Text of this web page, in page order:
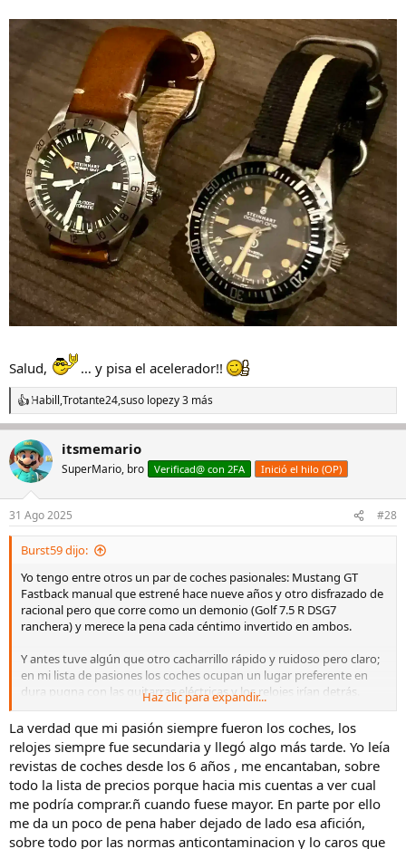
Salud, … y pisa el acelerador!!
R
e
a
c
c
i
n
e
s
Habill,Trotante24,suso lopezy 3 más
itsmemario
SuperMario, bro Verificad@ con 2FA Inició el hilo (OP)
31 Ago 2025 #28
Burst59 dijo:
Yo tengo entre otros un par de coches pasionales: Mustang GT
Fastback manual que estrené hace nueve años y otro disfrazado de
racional pero que corre como un demonio (Golf 7.5 R DSG7
ranchera) y merece la pena cada céntimo invertido en ambos.
Y antes tuve algún que otro cacharrillo rápido y ruidoso pero claro;
en mi lista de pasiones los coches ocupan un lugar preferente en
dura pugna con las guitarras eléctricas y los relojes irían detrás.
Prescindiendo de ambas pasiones podría lucir en la muñeca incluso
mi ansiado Milsub y un 1655, pero no me iban a transmitir las
sensaciones de los coches ni de las guitarras (las actuales y pasadas,
más de treinta, las tengo amortizadas a base de conciertos), así que
me quedo con mi garaje, mis guitis y mi caja actual… y suspiro
contemplando mis Steinhart OVM y Vintage GMT.
Ver el archivos adjunto 3334767
Haz clic para expandir...
La verdad que mi pasión siempre fueron los coches, los
relojes siempre fue secundaria y llegó algo más tarde. Yo leía
revistas de coches desde los 6 años , me encantaban, sobre
todo la lista de precios porque hacia mis cuentas a ver cual
me podría comprar.ñ cuando fuese mayor. En parte por ello
me da un poco de pena haber dejado de lado esa afición,
sobre todo por las normas anticontaminacion y lo caros que